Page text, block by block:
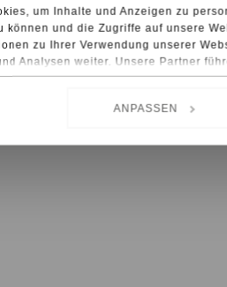
um Inhalte und Anzeigen zu
können und die Zugriffe auf unsere
zu Ihrer Verwendung unserer
Analysen weiter. Unsere Partner
weiteren Daten zusammen, die Sie
wie Google Analytics kann eine
USA, nicht ausgeschlossen werden.
ANPASSEN